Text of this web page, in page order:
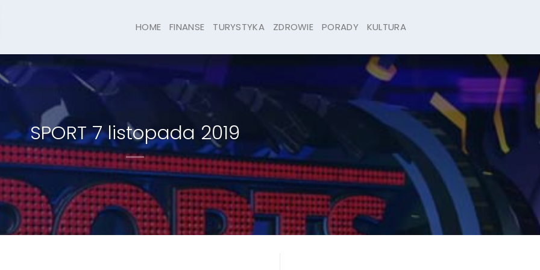
HOME FINANSE TURYSTYKA ZDROWIE PORADY KULTURA
SPORT 7 listopada 2019